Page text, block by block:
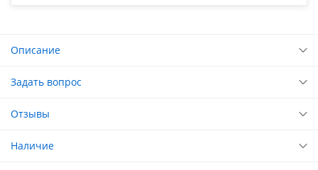
Описание
Задать вопрос
Отзывы
Наличие